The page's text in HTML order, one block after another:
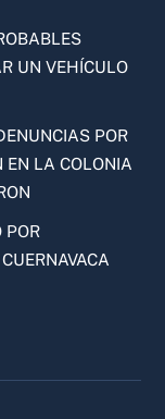
UN VEHÍCULO
POR
EN LA COLONIA
POR